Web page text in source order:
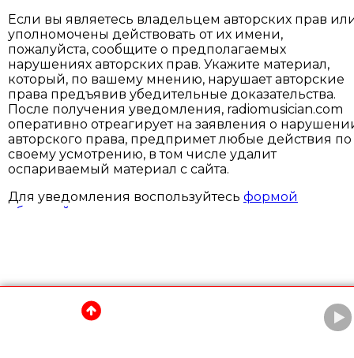
Если вы являетесь владельцем авторских прав
уполномочены действовать от их имени,
пожалуйста, сообщите о предполагаемых
нарушениях авторских прав. Укажите материал,
который, по вашему мнению, нарушает авторские
права предъявив убедительные доказательства.
После получения уведомления, radiomusician.com
оперативно отреагирует на заявления о
авторского права, предпримет любые действия по
своему усмотрению, в том числе удалит
оспариваемый материал с сайта.
Для уведомления воспользуйтесь формой
обратной связи